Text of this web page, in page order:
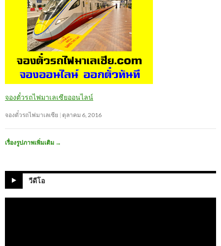
จองตั๋วรถไฟมาเลเซียออนไลน์
จองตั๋วรถไฟมาเลเซีย ตุลาคม 6, 2016
เรื่องรูปภาพเพิ่มเติม →
วีดีโอ